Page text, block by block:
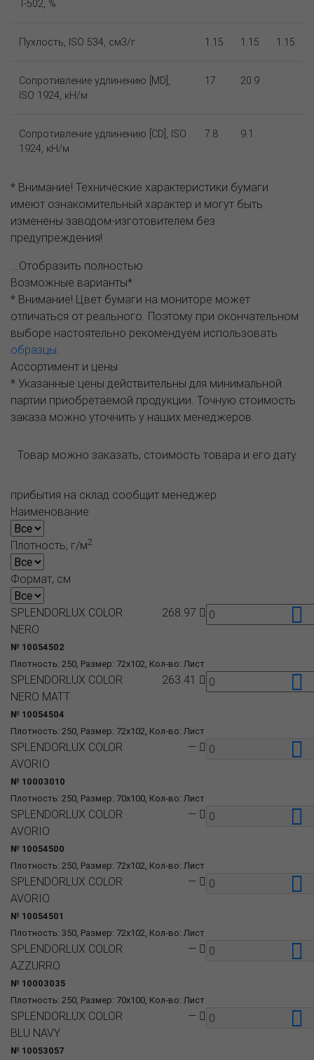
T-502, %
Пухлость, ISO 534, см3/г 1.15 1.15 1.15
Сопротивление удлинению [MD],
ISO 1924, кН/м
17 20.9
Сопротивление удлинению [CD], ISO
1924, кН/м
7.8 9.1
* Внимание! Технические характеристики бумаги
имеют ознакомительный характер и могут быть
изменены заводом-изготовителем без
предупреждения!
...Отобразить полностью
Возможные варианты*
* Внимание! Цвет бумаги на мониторе может
отличаться от реального. Поэтому при окончательном
выборе настоятельно рекомендуем использовать
образцы
Ассортимент и цены
* Указанные цены действительны для минимальной
партии приобретаемой продукции. Точную стоимость
заказа можно уточнить у наших менеджеров.
Товар можно заказать, стоимость товара и его дату
прибытия на склад сообщит менеджер.
Наименование
Плотность, г/м2
Формат, см
Плотность: 250, Размер: 72x102, Кол-во: Лист
SPLENDORLUX COLOR
NERO
№ 10054502
268.97
Плотность: 250, Размер: 72x102, Кол-во: Лист
SPLENDORLUX COLOR
NERO MATT
№ 10054504
263.41
Плотность: 250, Размер: 70x100, Кол-во: Лист
SPLENDORLUX COLOR
AVORIO
№ 10003010
—
Плотность: 250, Размер: 72x102, Кол-во: Лист
SPLENDORLUX COLOR
AVORIO
№ 10054500
—
Плотность: 350, Размер: 72x102, Кол-во: Лист
SPLENDORLUX COLOR
AVORIO
№ 10054501
—
Плотность: 250, Размер: 70x100, Кол-во: Лист
SPLENDORLUX COLOR
AZZURRO
№ 10003035
—
SPLENDORLUX COLOR
BLU NAVY
№ 10053057
—